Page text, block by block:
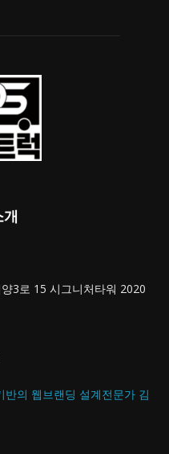
개
3로 15 시그니처타워 2020
반의 웹브랜딩 설계전문가 김